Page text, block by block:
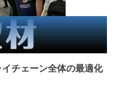
チェーン全体の最適化